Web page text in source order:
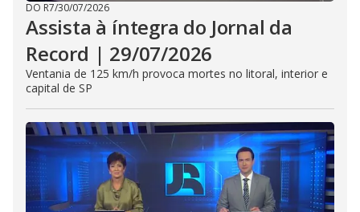
DO R7/30/07/2026
Assista à íntegra do Jornal da
Record | 29/07/2026
Ventania de 125 km/h provoca mortes no litoral, interior e
capital de SP